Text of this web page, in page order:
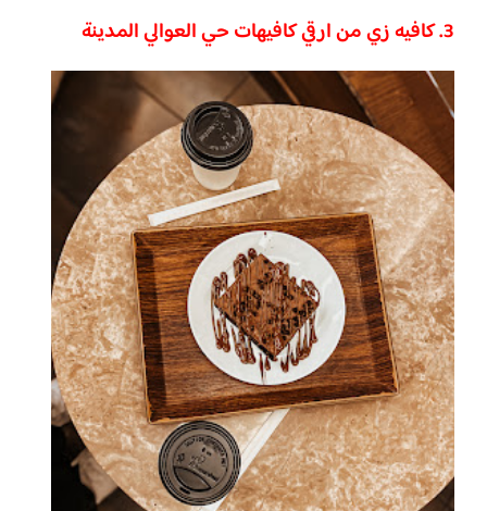
3. كافيه زي من ارقيكافيهات حي العوالي المدينة